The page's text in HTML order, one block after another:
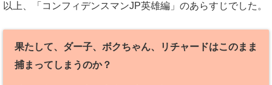
以上、「コンフィデンスマンJP英雄編」のあらすじでした。
果たして、ダー子、ボクちゃん、リチャードはこのまま
捕まってしまうのか？